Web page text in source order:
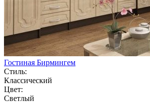
Гостиная Бирмингем
Стиль:
Классический
Цвет:
Светлый